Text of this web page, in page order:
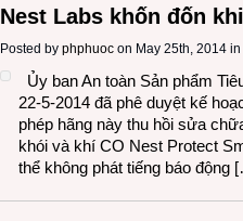
Nest Labs khốn đốn
Posted by phphuoc on May 25th, 2014 in
Ủy ban An toàn Sản phẩm
22-5-2014 đã phê duyệt kế
phép hãng này thu hồi sửa
khói và khí CO Nest Protect
thể không phát tiếng báo động